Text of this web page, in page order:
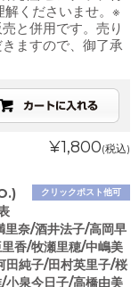
くださいませ。※
と併用です。売り
ますので、御了承
¥1,800(税込)
クリックポスト他可
里奈/酒井法子/高岡早
香/牧瀬里穂/中嶋美
田純子/田村英里子/桜
小泉今日子/高橋由美